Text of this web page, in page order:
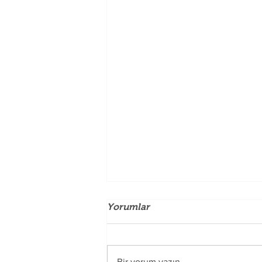
Spor Yaparken İç Giyim
Seçimi: Rahatlık ve
Performans için İpuçları
Yorumlar